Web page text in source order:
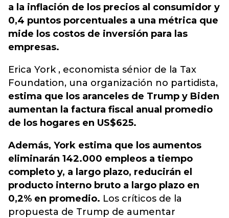
a la inflación de los precios al consumidor y
0,4 puntos porcentuales a una métrica que
mide los costos de inversión para las
empresas.
Erica York , economista sénior de la Tax
Foundation, una organización no partidista,
estima que los aranceles de Trump y Biden
aumentan la factura fiscal anual promedio
de los hogares en US$625.
Además, York estima que los aumentos
eliminarán 142.000 empleos a tiempo
completo y, a largo plazo, reducirán el
producto interno bruto a largo plazo en
0,2% en promedio. Los críticos de la
propuesta de Trump de aumentar